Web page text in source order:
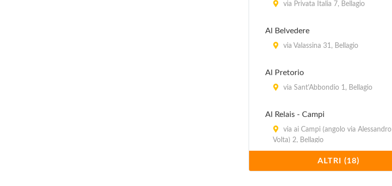
via Privata Italia 7, Bellagio
Al Belvedere
via Valassina 31, Bellagio
Al Pretorio
via Sant'Abbondio 1, Bellagio
Al Relais - Campi
via ai Campi (angolo via Alessandro
Volta) 2, Bellagio
ALTRI (18)